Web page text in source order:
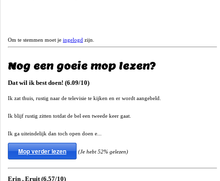
Om te stemmen moet je ingelogd zijn.
Nog een goeie mop lezen?
Dat wil ik best doen! (6.09/10)
Ik zat thuis, rustig naar de televisie te kijken en er wordt aangebeld.
Ik blijf rustig zitten totdat de bel een tweede keer gaat.
Ik ga uiteindelijk dan toch open doen e...
Mop verder lezen (Je hebt 52% gelezen)
Erin , Eruit (6.57/10)